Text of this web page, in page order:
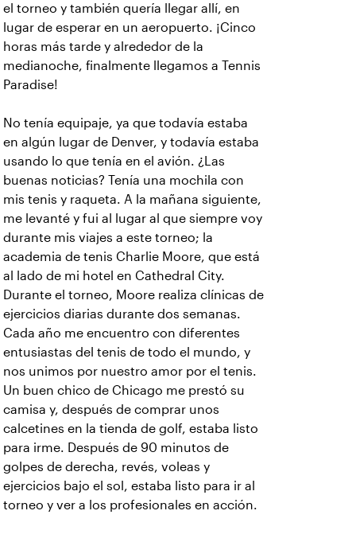
el torneo y también quería llegar allí, en
lugar de esperar en un aeropuerto. ¡Cinco
horas más tarde y alrededor de la
medianoche, finalmente llegamos a Tennis
Paradise!
No tenía equipaje, ya que todavía estaba
en algún lugar de Denver, y todavía estaba
usando lo que tenía en el avión. ¿Las
buenas noticias? Tenía una mochila con
mis tenis y raqueta. A la mañana siguiente,
me levanté y fui al lugar al que siempre voy
durante mis viajes a este torneo; la
academia de tenis Charlie Moore, que está
al lado de mi hotel en Cathedral City.
Durante el torneo, Moore realiza clínicas de
ejercicios diarias durante dos semanas.
Cada año me encuentro con diferentes
entusiastas del tenis de todo el mundo, y
nos unimos por nuestro amor por el tenis.
Un buen chico de Chicago me prestó su
camisa y, después de comprar unos
calcetines en la tienda de golf, estaba listo
para irme. Después de 90 minutos de
golpes de derecha, revés, voleas y
ejercicios bajo el sol, estaba listo para ir al
torneo y ver a los profesionales en acción.